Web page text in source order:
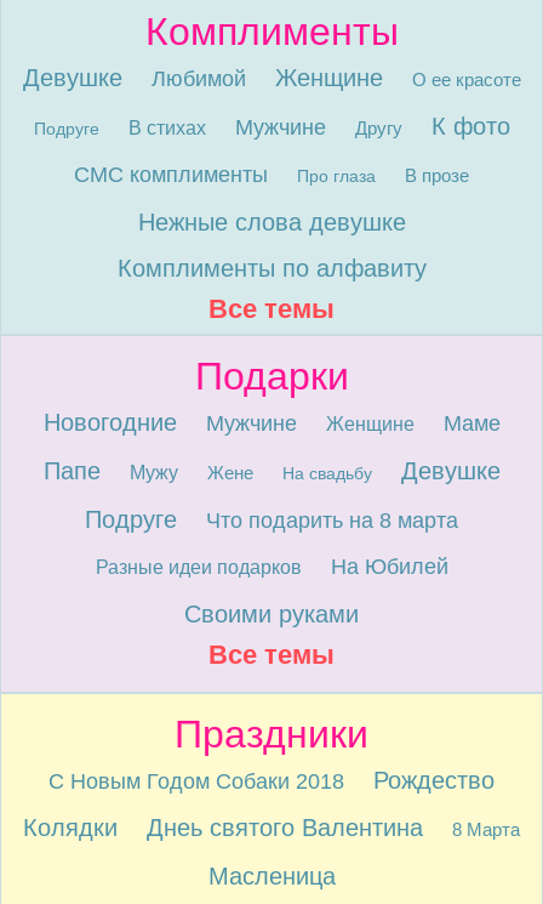
Комплименты
Девушке Любимой Женщине О ее красоте
Подруге В стихах Мужчине Другу К фото
СМС комплименты Про глаза В прозе
Нежные слова девушке
Комплименты по алфавиту
Все темы
Подарки
Новогодние Мужчине Женщине Маме
Папе Мужу Жене На свадьбу
Девушке
Подруге
Что подарить на 8 марта
Разные идеи подарков На Юбилей
Своими руками
Все темы
Праздники
С Новым Годом Собаки 2018
Рождество
Колядки
Днеь святого Валентина 8 Марта
Масленица